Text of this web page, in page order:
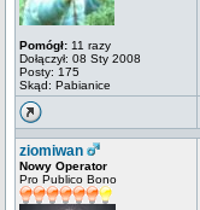
Pomógł: 11 razy
Dołączył: 08 Sty 2008
Posty: 175
Skąd: Pabianice
ziomiwan
Nowy Operator
Pro Publico Bono